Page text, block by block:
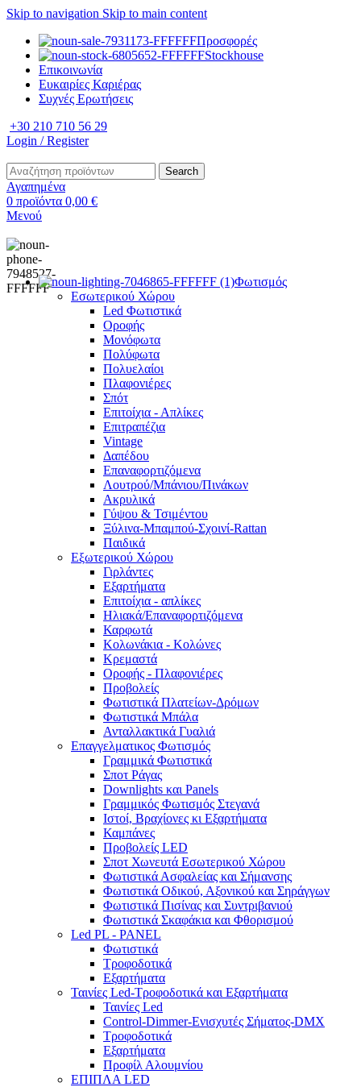
Skip to navigation Skip to main content
Προσφορές
Stockhouse
Επικοινωνία
Ευκαιρίες Καριέρας
Συχνές Ερωτήσεις
+30 210 710 56 29
Login / Register
Search
Αγαπημένα
0 προϊόντα 0,00 €
Μενού
Φωτισμός
Εσωτερικού Χώρου
Led Φωτιστικά
Οροφής
Μονόφωτα
Πολύφωτα
Πολυελαίοι
Πλαφονιέρες
Σπότ
Επιτοίχια - Απλίκες
Επιτραπέζια
Vintage
Δαπέδου
Επαναφορτιζόμενα
Λουτρού/Μπάνιου/Πινάκων
Ακρυλικά
Γύψου & Τσιμέντου
Ξύλινα-Μπαμπού-Σχοινί-Rattan
Παιδικά
Εξωτερικού Χώρου
Γιρλάντες
Εξαρτήματα
Επιτοίχια - απλίκες
Ηλιακά/Επαναφορτιζόμενα
Καρφωτά
Κολωνάκια - Κολώνες
Κρεμαστά
Οροφής - Πλαφονιέρες
Προβολείς
Φωτιστικά Πλατείων-Δρόμων
Φωτιστικά Μπάλα
Ανταλλακτικά Γυαλιά
Επαγγελματικος Φωτισμός
Γραμμικά Φωτιστικά
Σποτ Ράγας
Downlights και Panels
Γραμμικός Φωτισμός Στεγανά
Ιστοί, Βραχίονες κι Εξαρτήματα
Καμπάνες
Προβολείς LED
Σποτ Χωνευτά Εσωτερικού Χώρου
Φωτιστικά Ασφαλείας και Σήμανσης
Φωτιστικά Οδικού, Αξονικού και Σηράγγων
Φωτιστικά Πισίνας και Συντριβανιού
Φωτιστικά Σκαφάκια και Φθορισμού
Led PL - PANEL
Φωτιστικά
Τροφοδοτικά
Εξαρτήματα
Ταινίες Led-Τροφοδοτικά και Εξαρτήματα
Ταινίες Led
Control-Dimmer-Ενισχυτές Σήματος-DMX
Τροφοδοτικά
Εξαρτήματα
Προφίλ Αλουμνίου
ΕΠΙΠΛΑ LED